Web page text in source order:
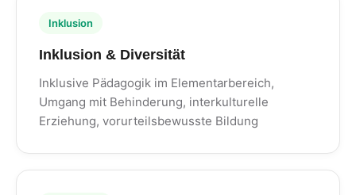
Inklusion
Inklusion & Diversität
Inklusive Pädagogik im Elementarbereich,
Umgang mit Behinderung, interkulturelle
Erziehung, vorurteilsbewusste Bildung